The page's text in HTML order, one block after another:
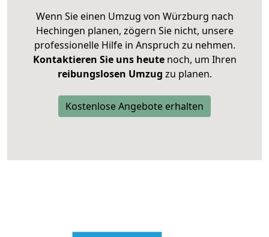
Wenn Sie einen Umzug von Würzburg nach
Hechingen planen, zögern Sie nicht, unsere
professionelle Hilfe in Anspruch zu nehmen.
Kontaktieren Sie uns heutenoch, um Ihren
reibungslosen Umzug zu planen.
Kostenlose Angebote erhalten